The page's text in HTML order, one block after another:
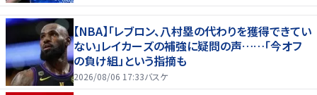
【NBA】「レブロン、八村塁の代わりを獲得できてい
ない」レイカーズの補強に疑問の声……「今オフ
の負け組」という指摘も
2026/08/06 17:33バスケ